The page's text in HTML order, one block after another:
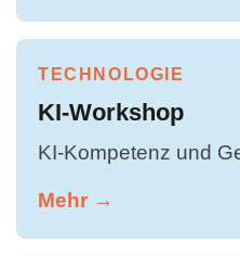
TECHNOLOGIE
KI-Workshop
KI-Kompetenz und
Mehr →